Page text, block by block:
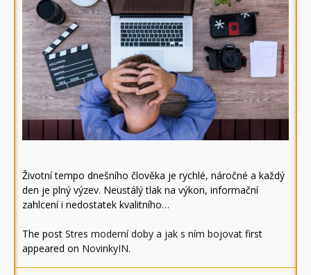
Životní tempo dnešního člověka je rychlé, náročné a každý
den je plný výzev. Neustálý tlak na výkon, informační
zahlcení i nedostatek kvalitního…
The post Stres moderní doby a jak s ním bojovat first
appeared on NovinkyIN.